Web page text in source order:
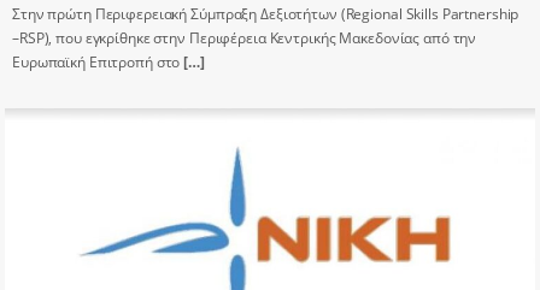
Στην πρώτη Περιφερειακή Σύμπραξη Δεξιοτήτων (Regional Skills Partnership
–RSP), που εγκρίθηκε στην Περιφέρεια Κεντρικής Μακεδονίας από την
Ευρωπαϊκή Επιτροπή στο[…]